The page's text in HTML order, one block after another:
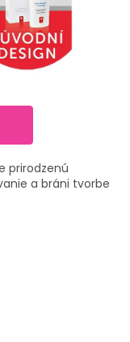
prirodzenú
a bráni tvorbe